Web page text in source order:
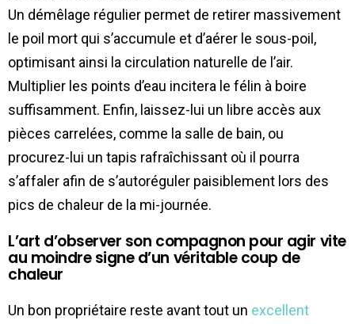
Un démêlage régulier permet de retirer massivement
le poil mort qui s’accumule et d’aérer le sous-poil,
optimisant ainsi la circulation naturelle de l’air.
Multiplier les points d’eau incitera le félin à boire
suffisamment. Enfin, laissez-lui un libre accès aux
pièces carrelées, comme la salle de bain, ou
procurez-lui un tapis rafraîchissant où il pourra
s’affaler afin de s’autoréguler paisiblement lors des
pics de chaleur de la mi-journée.
L’art d’observer son compagnon pour agir vite
au moindre signe d’un véritable coup de
chaleur
Un bon propriétaire reste avant tout un excellent